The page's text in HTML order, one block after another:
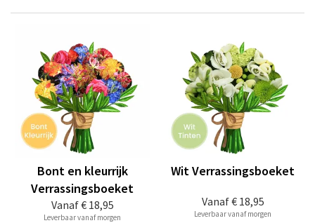
Vanaf€ 18,95
Bont en kleurrijk
Verrassingsboeket
Leverbaar vanaf morgen
Vanaf€ 18,95
Wit Verrassingsboeket
Leverbaar vanaf morgen